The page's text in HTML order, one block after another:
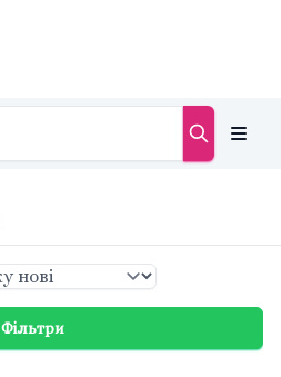
Фільтри